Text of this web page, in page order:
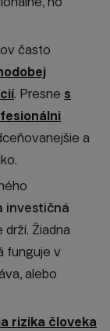
často
. Presne s
a
investičná
drží. Žiadna
funguje v
alebo
rizika človeka